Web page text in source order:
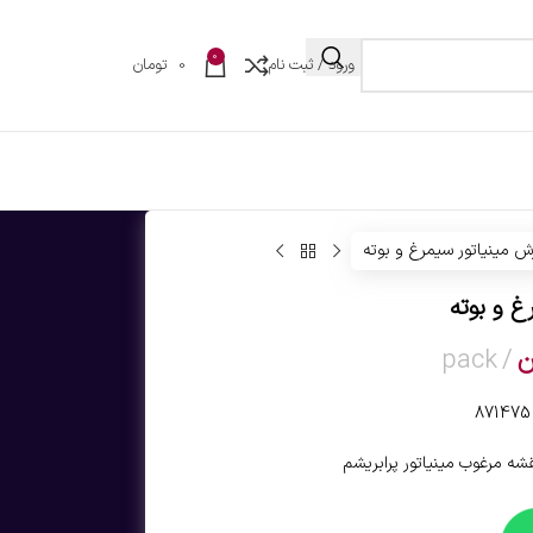
ورود / ثبت نام 0
0 تومان
مینیاتور سیمرغ و بوته
و بوته
pack
مرغوب مینیاتور پرابریشم